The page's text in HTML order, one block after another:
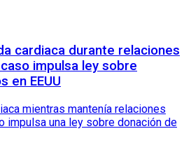
cardiaca durante relaciones
impulsa ley sobre
en EEUU